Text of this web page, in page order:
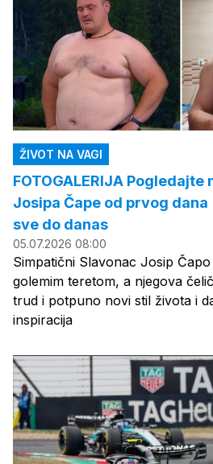
ŽIVOT NA VAGI
FOTOGALERIJA
Josipa Čape od prvog
sve do danas
05.07.2026 08:00
Simpatični Slavonac Josip
golemim teretom, a njegova
trud i potpuno novi stil života i
inspiracija